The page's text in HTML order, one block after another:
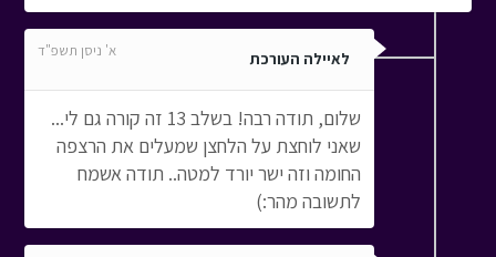
לאיילה העורכת א' ניסן תשפ"ד
שלום, תודה רבה! בשלב 13 זה קורה גם לי...
שאני לוחצת על הלחצן שמעלים את הרצפה
החומה וזה ישר יורד למטה.. תודה אשמח
לתשובה מהר:)